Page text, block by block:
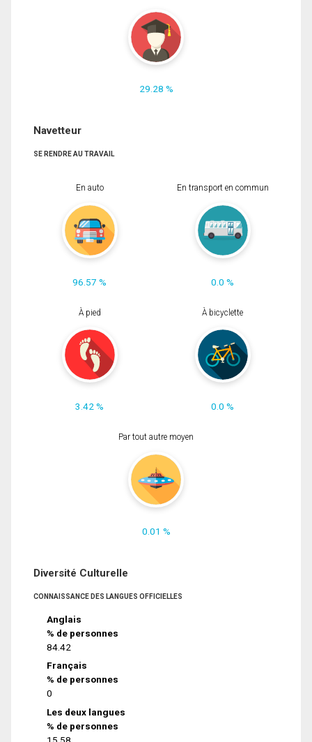
29.28 %
Navetteur
SE RENDRE AU TRAVAIL
En auto
96.57 %
En transport en commun
0.0 %
À pied
3.42 %
À bicyclette
0.0 %
Par tout autre moyen
0.01 %
Diversité Culturelle
CONNAISSANCE DES LANGUES OFFICIELLES
Anglais
% de personnes
84.42
Français
% de personnes
0
Les deux langues
% de personnes